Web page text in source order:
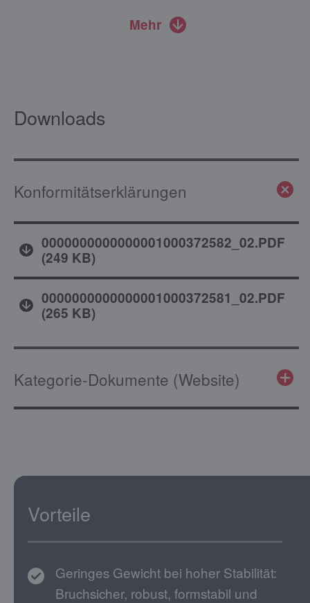
Mehr
Downloads
Konformitätserklärungen
0000000000000001000372582_02.PDF
(249 KB)
0000000000000001000372581_02.PDF
(265 KB)
Kategorie-Dokumente (Website)
Vorteile
Geringes Gewicht bei hoher Stabilität:
Bruchsicher, robust, formstabil und